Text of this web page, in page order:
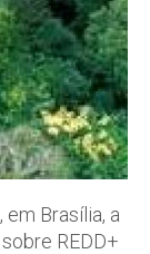
Brasília, a
REDD+